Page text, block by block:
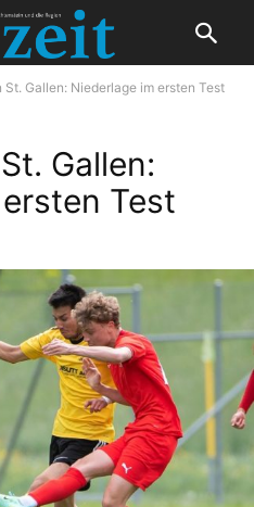
St. Gallen: Niederlage im ersten Test
Gallen:
Test